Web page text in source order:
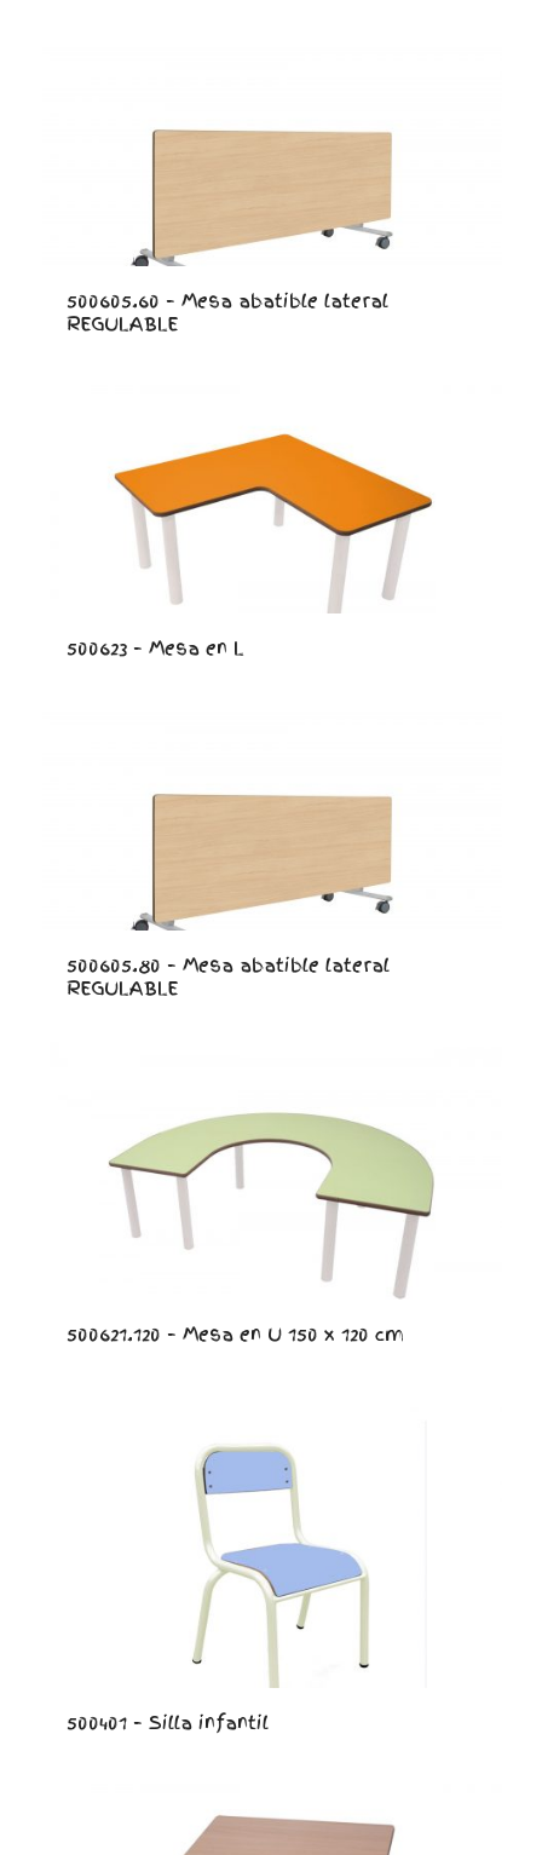
500605.60 – Mesa abatible lateral
REGULABLE
500623 – Mesa en L
500605.80 – Mesa abatible lateral
REGULABLE
500621.120 – Mesa en U 150 x 120 cm
500401 – Silla infantil